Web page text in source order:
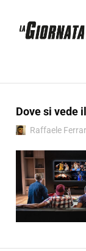
Dove si vede
Raffaele